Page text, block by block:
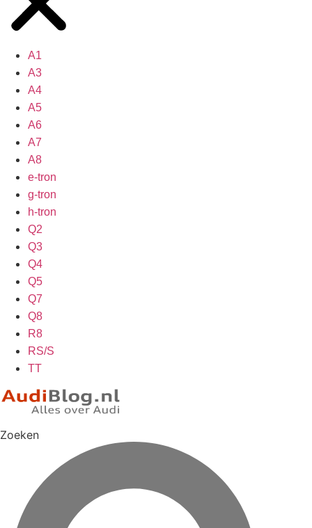
A1
A3
A4
A5
A6
A7
A8
e-tron
g-tron
h-tron
Q2
Q3
Q4
Q5
Q7
Q8
R8
RS/S
TT
Zoeken